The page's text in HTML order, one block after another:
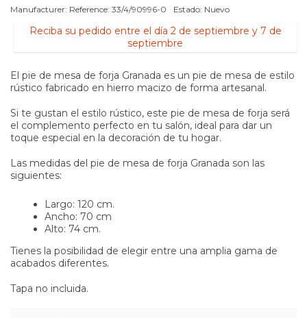
Manufacturer: Reference: 33/4/90996-0 Estado: Nuevo
Reciba su pedido entre el día 2 de septiembre y 7 de
septiembre
El pie de mesa de forja Granada es un pie de mesa de estilo
rústico fabricado en hierro macizo de forma artesanal.
Si te gustan el estilo rústico, este pie de mesa de forja será
el complemento perfecto en tu salón, ideal para dar un
toque especial en la decoración de tu hogar.
Las medidas del pie de mesa de forja Granada son las
siguientes:
Largo: 120 cm.
Ancho: 70 cm
Alto: 74 cm.
Tienes la posibilidad de elegir entre una amplia gama de
acabados diferentes.
Tapa no incluida.